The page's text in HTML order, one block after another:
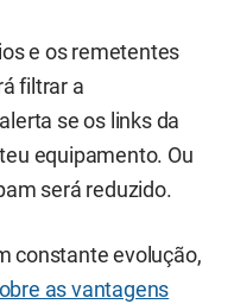
e os remetentes
filtrar a
se os links da
equipamento. Ou
será reduzido.
constante evolução,
as vantagens